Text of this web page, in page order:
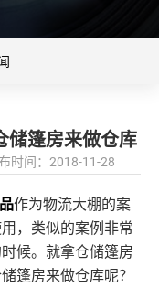
储篷房来做仓库
时间：2018-11-28
作为物流大棚的案
，类似的案例非常
候。就拿仓储篷房
篷房来做仓库呢？